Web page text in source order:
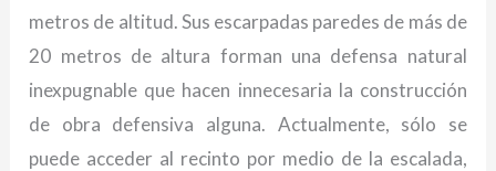
metros de altitud. Sus escarpadas paredes de más de
20 metros de altura forman una defensa natural
inexpugnable que hacen innecesaria la construcción
de obra defensiva alguna. Actualmente, sólo se
puede acceder al recinto por medio de la escalada,